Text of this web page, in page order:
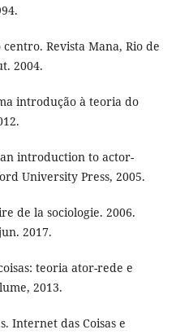
centro. Revista Mana, Rio de
2004.
introdução à teoria do
an introduction to actor-
University Press, 2005.
de la sociologie. 2006.
2017.
teoria ator-rede e
2013.
Internet das Coisas e